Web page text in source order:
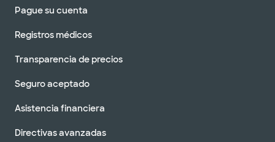
Pague su cuenta
Registros médicos
Transparencia de precios
Seguro aceptado
Asistencia financiera
Directivas avanzadas